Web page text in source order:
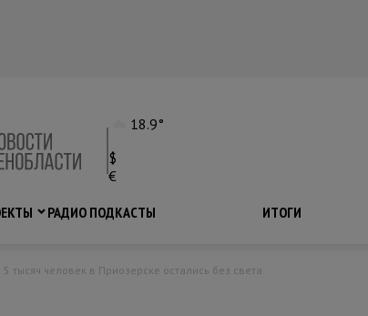
18.9°
$
€
РАДИО ПОДКАСТЫ ИТОГИ
5 тысяч человек в Приозерске остались без света